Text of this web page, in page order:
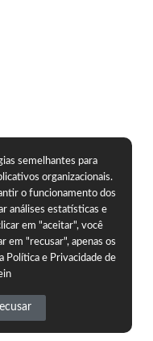
semelhantes para
organizacionais.
o funcionamento dos
análises estatísticas e
em "aceitar", você
em "recusar", apenas os
Política e Privacidade de